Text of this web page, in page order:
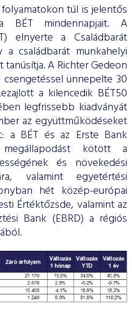
túl is jelentős
BÉT mindennapjait. A
elnyerte a Családbarát
családbarát munkahelyi
A Richter Gedeon
ünnepelte 30
a kilencedik BÉT50
legfrissebb kiadványát
az együttműködéseket
a BÉT és az Erste Bank
megállapodást kötött a
és növekedési
valamint egyetértési
hét közép-európai
Értéktőzsde, valamint az
Bank (EBRD) a régiós